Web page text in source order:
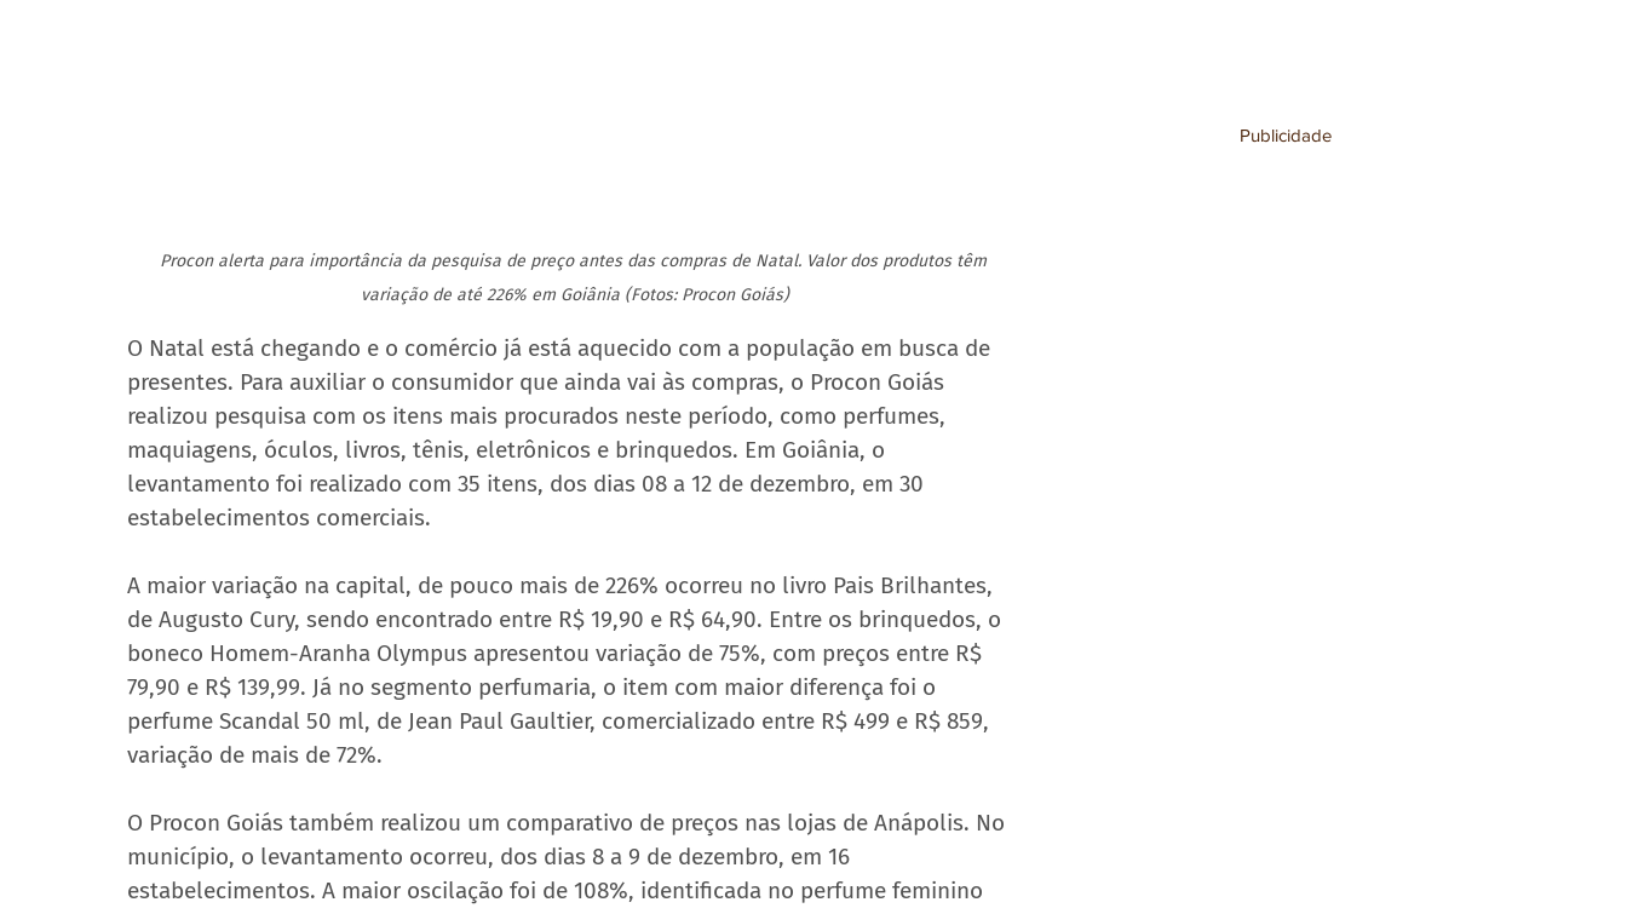
Procon alerta para importância da pesquisa de preço antes das compras de Natal. Valor dos produtos têm
variação de até 226% em Goiânia (Fotos: Procon Goiás)
O Natal está chegando e o comércio já está aquecido com a população em busca de
presentes. Para auxiliar o consumidor que ainda vai às compras, o Procon Goiás
realizou pesquisa com os itens mais procurados neste período, como perfumes,
maquiagens, óculos, livros, tênis, eletrônicos e brinquedos. Em Goiânia, o
levantamento foi realizado com 35 itens, dos dias 08 a 12 de dezembro, em 30
estabelecimentos comerciais.
A maior variação na capital, de pouco mais de 226% ocorreu no livro Pais Brilhantes,
de Augusto Cury, sendo encontrado entre R$ 19,90 e R$ 64,90. Entre os brinquedos, o
boneco Homem-Aranha Olympus apresentou variação de 75%, com preços entre R$
79,90 e R$ 139,99. Já no segmento perfumaria, o item com maior diferença foi o
perfume Scandal 50 ml, de Jean Paul Gaultier, comercializado entre R$ 499 e R$ 859,
variação de mais de 72%.
O Procon Goiás também realizou um comparativo de preços nas lojas de Anápolis. No
município, o levantamento ocorreu, dos dias 8 a 9 de dezembro, em 16
estabelecimentos. A maior oscilação foi de 108%, identificada no perfume feminino
Publicidade